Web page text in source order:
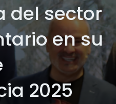
del sector
en su
2025